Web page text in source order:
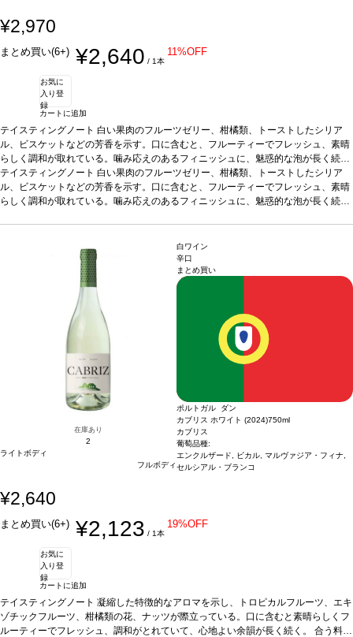
¥2,970
まとめ買い(6+) ¥2,640 / 1本
11%OFF
お気に
入り登
録
カートに追加
テイスティングノート 白い果肉のフルーツゼリー、柑橘類、トーストしたシリア
ル、ビスケットなどの芳香を示す。口に含むと、フルーティーでフレッシュ、素晴
らしく調和が取れている。噛み応えのあるフィニッシュに、魅惑的な泡が長く続
く。合う料理魚、白身肉、デザート、またアペリティフに最適などと好相性葡萄
品種エンクルザード 40%、ビカル 40%、マルヴァジア・フィナ 20%*本ヴィンテ
ージが在庫切れの場合、在庫があり価格が同様の場合は自動的に次のヴィンテージ
テイスティングノート 白い果肉のフルーツゼリー、柑橘類、トーストしたシリア
ル、ビスケットなどの芳香を示す。口に含むと、フルーティーでフレッシュ、素晴
らしく調和が取れている。噛み応えのあるフィニッシュに、魅惑的な泡が長く続
ージが在庫切れの場合、在庫があり価格が同様の場合は自動的に次のヴィンテージ
に変更されます、ご了承ください。
在庫あり
2
ライトボディ
フルボディ
白ワイン
辛口
まとめ買い
ポルトガル ダン
カブリス ホワイト (2024)750ml
カブリス
葡萄品種:
エンクルザード, ビカル, マルヴァジア・フィナ,
セルシアル・ブランコ
¥2,640
まとめ買い(6+) ¥2,123 / 1本
19%OFF
お気に
入り登
録
カートに追加
テイスティングノート 凝縮した特徴的なアロマを示し、トロピカルフルーツ、エキ
ゾチックフルーツ、柑橘類の花、ナッツが際立っている。口に含むと素晴らしくフ
ルーティーでフレッシュ、調和がとれていて、心地よい余韻が長く続く。 合う料理